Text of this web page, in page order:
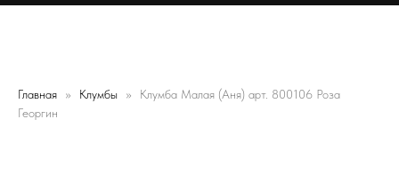
Главная Клумбы
Клумба Малая (Аня) арт. 800106 Роза
Георгин